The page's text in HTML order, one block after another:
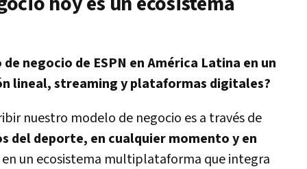
negocio de ESPN en América Latina en un
lineal, streaming y plataformas digitales?
nuestro modelo de negocio es a través de
del deporte, en cualquier momento y en
en un ecosistema multiplataforma que integra